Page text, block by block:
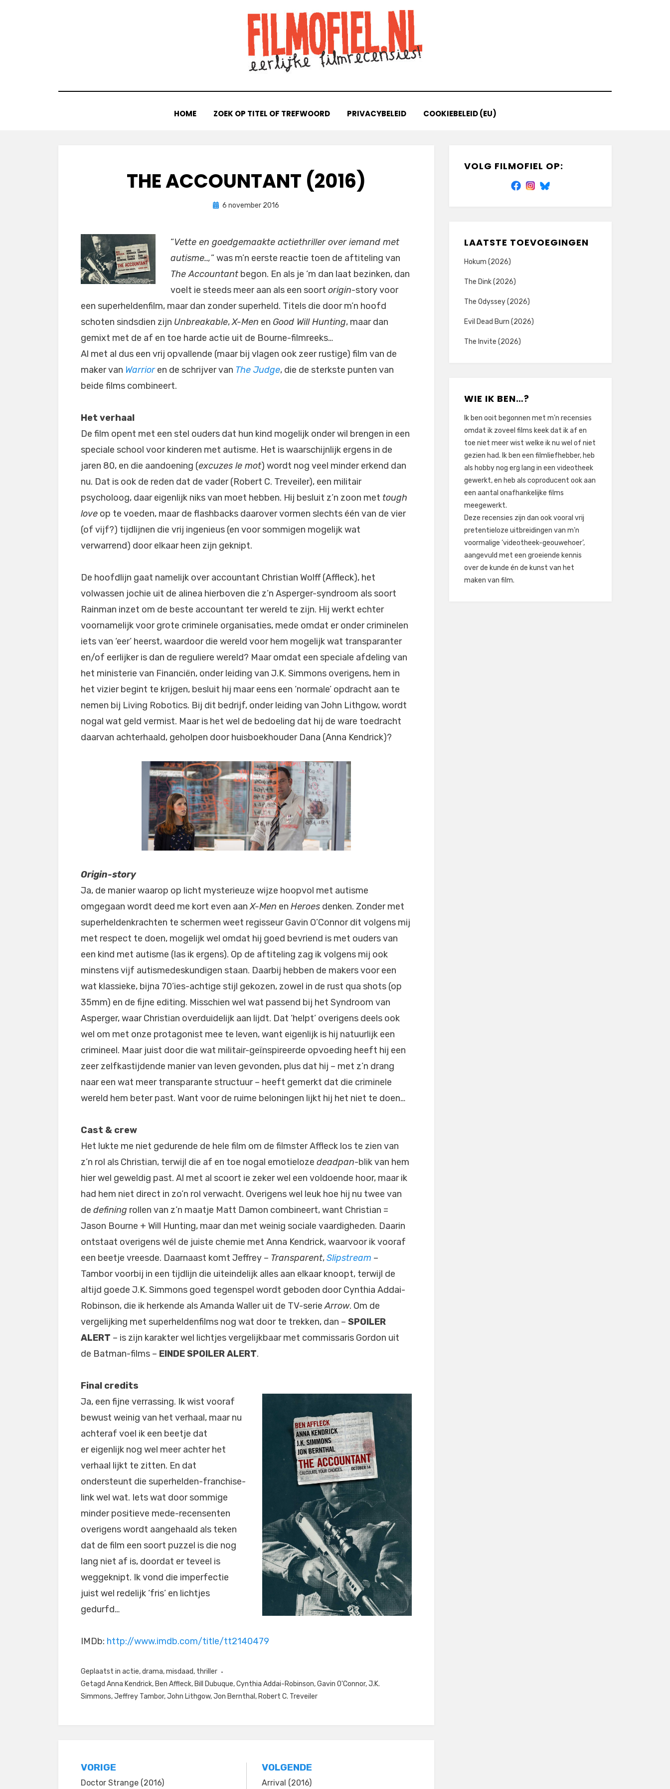
HOME ZOEK OP TITEL OF TREFWOORD PRIVACYBELEID COOKIEBELEID (EU)
THE ACCOUNTANT (2016)
doorFilmofiel.nl
Geplaatst
6 november 2016
“Vette en goedgemaakte actiethriller over iemand met
autisme..,” was m’n eerste reactie toen de aftiteling van
The Accountant begon. En als je ‘m dan laat bezinken, dan
voelt ie steeds meer aan als een soort origin-story voor
een superheldenfilm, maar dan zonder superheld. Titels die door m’n hoofd
schoten sindsdien zijn Unbreakable,X-Men en Good Will Hunting, maar dan
gemixt met de af en toe harde actie uit de Bourne-filmreeks…
Al met al dus een vrij opvallende (maar bij vlagen ook zeer rustige) film van de
maker van Warrior en de schrijver van The Judge, die de sterkste punten van
beide films combineert.
Het verhaal
De film opent met een stel ouders dat hun kind mogelijk onder wil brengen in een
speciale school voor kinderen met autisme. Het is waarschijnlijk ergens in de
jaren 80, en die aandoening (excuzes le mot) wordt nog veel minder erkend dan
nu. Dat is ook de reden dat de vader (Robert C. Treveiler), een militair
psycholoog, daar eigenlijk niks van moet hebben. Hij besluit z’n zoon met tough
love op te voeden, maar de flashbacks daarover vormen slechts één van de vier
(of vijf?) tijdlijnen die vrij ingenieus (en voor sommigen mogelijk wat
verwarrend) door elkaar heen zijn geknipt.
De hoofdlijn gaat namelijk over accountant Christian Wolff (Affleck), het
volwassen jochie uit de alinea hierboven die z’n Asperger-syndroom als soort
Rainman inzet om de beste accountant ter wereld te zijn. Hij werkt echter
voornamelijk voor grote criminele organisaties, mede omdat er onder criminelen
iets van ‘eer’ heerst, waardoor die wereld voor hem mogelijk wat transparanter
en/of eerlijker is dan de reguliere wereld? Maar omdat een speciale afdeling van
het ministerie van Financiën, onder leiding van J.K. Simmons overigens, hem in
het vizier begint te krijgen, besluit hij maar eens een ‘normale’ opdracht aan te
nemen bij Living Robotics. Bij dit bedrijf, onder leiding van John Lithgow, wordt
nogal wat geld vermist. Maar is het wel de bedoeling dat hij de ware toedracht
daarvan achterhaald, geholpen door huisboekhouder Dana (Anna Kendrick)?
Origin-story
Ja, de manier waarop op licht mysterieuze wijze hoopvol met autisme
omgegaan wordt deed me kort even aanX-Men en Heroes denken. Zonder met
superheldenkrachten te schermen weet regisseur Gavin O’Connor dit volgens mij
met respect te doen, mogelijk wel omdat hij goed bevriend is met ouders van
een kind met autisme (las ik ergens). Op de aftiteling zag ik volgens mij ook
minstens vijf autismedeskundigen staan. Daarbij hebben de makers voor een
wat klassieke, bijna 70’ies-achtige stijl gekozen, zowel in de rust qua shots (op
35mm) en de fijne editing. Misschien wel wat passend bij het Syndroom van
Asperger, waar Christian overduidelijk aan lijdt. Dat ‘helpt’ overigens deels ook
wel om met onze protagonist mee te leven, want eigenlijk is hij natuurlijk een
crimineel. Maar juist door die wat militair-geïnspireerde opvoeding heeft hij een
zeer zelfkastijdende manier van leven gevonden, plus dat hij – met z’n drang
naar een wat meer transparante structuur – heeft gemerkt dat die criminele
wereld hem beter past. Want voor de ruime beloningen lijkt hij het niet te doen…
Cast & crew
Het lukte me niet gedurende de hele film om de filmster Affleck los te zien van
z’n rol als Christian, terwijl die af en toe nogal emotieloze deadpan-blik van hem
hier wel geweldig past. Al met al scoort ie zeker wel een voldoende hoor, maar ik
had hem niet direct in zo’n rol verwacht. Overigens wel leuk hoe hij nu twee van
de defining rollen van z’n maatje Matt Damon combineert, want Christian =
Jason Bourne + Will Hunting, maar dan met weinig sociale vaardigheden. Daarin
ontstaat overigens wél de juiste chemie met Anna Kendrick, waarvoor ik vooraf
een beetje vreesde. Daarnaast komt Jeffrey – Transparent,Slipstream –
Tambor voorbij in een tijdlijn die uiteindelijk alles aan elkaar knoopt, terwijl de
altijd goede J.K. Simmons goed tegenspel wordt geboden door Cynthia Addai-
Robinson, die ik herkende als Amanda Waller uit de TV-serieArrow. Om de
vergelijking met superheldenfilms nog wat door te trekken, dan – SPOILER
ALERT – is zijn karakter wel lichtjes vergelijkbaar met commissaris Gordon uit
de Batman-films – EINDE SPOILER ALERT.
Final credits
Ja, een fijne verrassing. Ik wist vooraf
bewust weinig van het verhaal, maar nu
achteraf voel ik een beetje dat
er eigenlijk nog wel meer achter het
verhaal lijkt te zitten. En dat
ondersteunt die superhelden-franchise-
link wel wat. Iets wat door sommige
minder positieve mede-recensenten
overigens wordt aangehaald als teken
dat de film een soort puzzel is die nog
lang niet af is, doordat er teveel is
weggeknipt. Ik vond die imperfectie
juist wel redelijk ‘fris’ en lichtjes
gedurfd…
IMDb: http://www.imdb.com/title/tt2140479
Geplaatst in actie,drama,misdaad, thriller
Getagd Anna Kendrick, Ben Affleck, Bill Dubuque,Cynthia Addai-Robinson,Gavin O'Connor,J.K.
Simmons,Jeffrey Tambor,John Lithgow,Jon Bernthal , Robert C. Treveiler
Bericht
VORIGE
Doctor Strange (2016)
VOLGENDE
Arrival (2016)
VOLG FILMOFIEL OP:
LAATSTE TOEVOEGINGEN
Hokum (2026)
The Dink (2026)
The Odyssey (2026)
Evil Dead Burn (2026)
The Invite (2026)
WIE IK BEN…?
Ik ben ooit begonnen met m’n recensies
omdat ik zoveel films keek dat ik af en
toe niet meer wist welke ik nu wel of niet
gezien had. Ik ben een filmliefhebber, heb
als hobby nog erg lang in een videotheek
gewerkt, en heb als coproducent ook aan
een aantal onafhankelijke films
meegewerkt.
Deze recensies zijn dan ook vooral vrij
pretentieloze uitbreidingen van m’n
voormalige ‘videotheek-geouwehoer’,
aangevuld met een groeiende kennis
over de kunde én de kunst van het
maken van film.